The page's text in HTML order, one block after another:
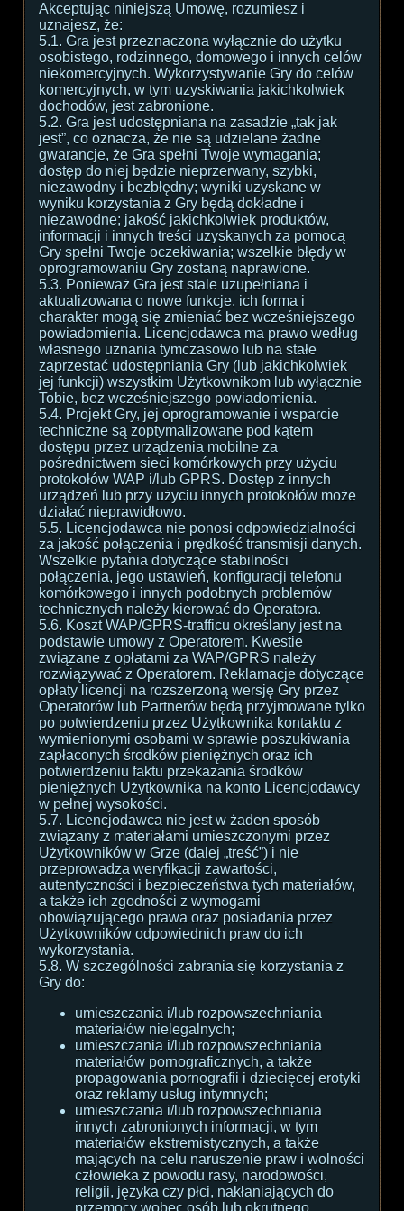
Akceptując niniejszą Umowę, rozumiesz i
uznajesz, że:
5.1. Gra jest przeznaczona wyłącznie do użytku
osobistego, rodzinnego, domowego i innych celów
niekomercyjnych. Wykorzystywanie Gry do celów
komercyjnych, w tym uzyskiwania jakichkolwiek
dochodów, jest zabronione.
5.2. Gra jest udostępniana na zasadzie „tak jak
jest”, co oznacza, że nie są udzielane żadne
gwarancje, że Gra spełni Twoje wymagania;
dostęp do niej będzie nieprzerwany, szybki,
niezawodny i bezbłędny; wyniki uzyskane w
wyniku korzystania z Gry będą dokładne i
niezawodne; jakość jakichkolwiek produktów,
informacji i innych treści uzyskanych za pomocą
Gry spełni Twoje oczekiwania; wszelkie błędy w
oprogramowaniu Gry zostaną naprawione.
5.3. Ponieważ Gra jest stale uzupełniana i
aktualizowana o nowe funkcje, ich forma i
charakter mogą się zmieniać bez wcześniejszego
powiadomienia. Licencjodawca ma prawo według
własnego uznania tymczasowo lub na stałe
zaprzestać udostępniania Gry (lub jakichkolwiek
jej funkcji) wszystkim Użytkownikom lub wyłącznie
Tobie, bez wcześniejszego powiadomienia.
5.4. Projekt Gry, jej oprogramowanie i wsparcie
techniczne są zoptymalizowane pod kątem
dostępu przez urządzenia mobilne za
pośrednictwem sieci komórkowych przy użyciu
protokołów WAP i/lub GPRS. Dostęp z innych
urządzeń lub przy użyciu innych protokołów może
działać nieprawidłowo.
5.5. Licencjodawca nie ponosi odpowiedzialności
za jakość połączenia i prędkość transmisji danych.
Wszelkie pytania dotyczące stabilności
połączenia, jego ustawień, konfiguracji telefonu
komórkowego i innych podobnych problemów
technicznych należy kierować do Operatora.
5.6. Koszt WAP/GPRS-trafficu określany jest na
podstawie umowy z Operatorem. Kwestie
związane z opłatami za WAP/GPRS należy
rozwiązywać z Operatorem. Reklamacje dotyczące
opłaty licencji na rozszerzoną wersję Gry przez
Operatorów lub Partnerów będą przyjmowane tylko
po potwierdzeniu przez Użytkownika kontaktu z
wymienionymi osobami w sprawie poszukiwania
zapłaconych środków pieniężnych oraz ich
potwierdzeniu faktu przekazania środków
pieniężnych Użytkownika na konto Licencjodawcy
w pełnej wysokości.
5.7. Licencjodawca nie jest w żaden sposób
związany z materiałami umieszczonymi przez
Użytkowników w Grze (dalej „treść”) i nie
przeprowadza weryfikacji zawartości,
autentyczności i bezpieczeństwa tych materiałów,
a także ich zgodności z wymogami
obowiązującego prawa oraz posiadania przez
Użytkowników odpowiednich praw do ich
wykorzystania.
5.8. W szczególności zabrania się korzystania z
Gry do:
umieszczania i/lub rozpowszechniania
materiałów nielegalnych;
umieszczania i/lub rozpowszechniania
materiałów pornograficznych, a także
propagowania pornografii i dziecięcej erotyki
oraz reklamy usług intymnych;
umieszczania i/lub rozpowszechniania
innych zabronionych informacji, w tym
materiałów ekstremistycznych, a także
mających na celu naruszenie praw i wolności
człowieka z powodu rasy, narodowości,
religii, języka czy płci, nakłaniających do
przemocy wobec osób lub okrutnego